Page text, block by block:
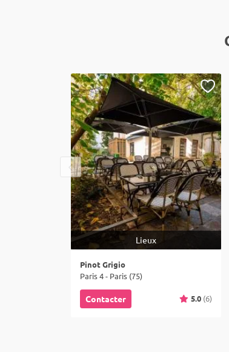
Lieux
Pinot Grigio
Paris 4 - Paris (75)
Contacter 5.0 (6)